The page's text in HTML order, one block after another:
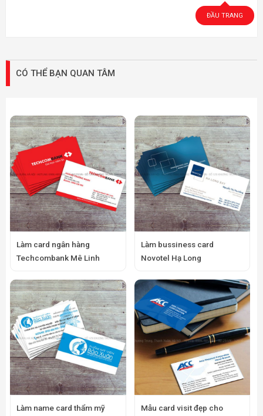
ĐẦU TRANG
CÓ THỂ BẠN QUAN TÂM
Làm card ngân hàng
Techcombank Mê Linh
Làm bussiness card
Novotel Hạ Long
Làm name card thẩm mỹ
Mẫu card visit đẹp cho